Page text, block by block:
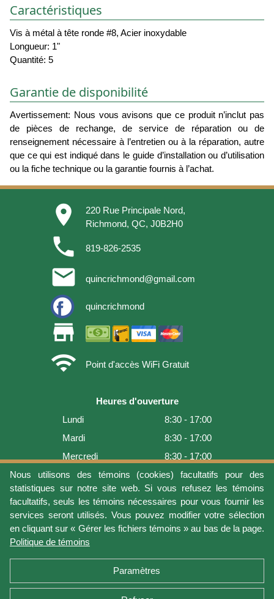
Nous utilisons des témoins (cookies) facultatifs pour des
statistiques sur notre site web. Si vous refusez les témoins
facultatifs, seuls les témoins nécessaires pour vous fournir les
services seront utilisés. Vous pouvez modifier votre sélection
en cliquant sur « Gérer les fichiers témoins » au bas de la page.
Politique de témoins
Paramètres
Caractéristiques
Vis à métal à tête ronde #8, Acier inoxydable
Longueur: 1"
Quantité: 5
Garantie de disponibilité
Avertissement: Nous vous avisons que ce produit n’inclut pas
de pièces de rechange, de service de réparation ou de
renseignement nécessaire à l’entretien ou à la réparation, autre
que ce qui est indiqué dans le guide d’installation ou d’utilisation
ou la fiche technique ou la garantie fournis à l’achat.
place
220 Rue Principale Nord,
Richmond, QC, J0B2H0
phone 819-826-2535
email quincrichmond@gmail.com
quincrichmond
store
wifi
Point d'accès WiFi Gratuit
Heures d'ouverture
Lundi
8:30 - 17:00
Mardi
8:30 - 17:00
Mercredi
8:30 - 17:00
Jeudi
8:30 - 17:00
Vendredi
8:30 - 17:00
Samedi
9:00 - 16:00
Dimanche
Fermé